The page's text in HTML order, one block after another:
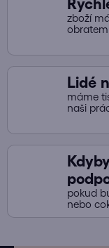
zboží
Lidé
máme
naši
pokud
nebo